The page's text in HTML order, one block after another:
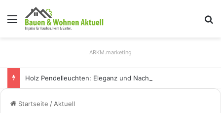
Menü
ARKM.marketing
Startseite / Aktuell